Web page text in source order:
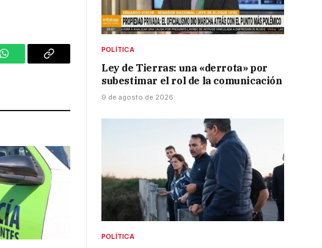
WhatsAppCopy
POLÍTICA
Ley de Tierras: una «derrota» por
subestimar el rol de la comunicación
9 de agosto de 2026
POLÍTICA